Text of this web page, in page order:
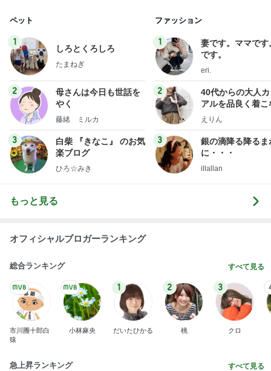
ペット
1
しろとくろしろ
たまねぎ
2
母さんは今日も世話を
やく
藤緒 ミルカ
3
白柴 『きなこ』 のお気
楽ブログ
ひろ☆みき
ファッション
1
妻です。ママです
です。
eri.
2
40代からの大人
アルを品良く着こ
ファッションブロ
えりん
3
銀の滴降る降るま
に・・・
illallan
もっと見る
オフィシャルブロガーランキング
総合ランキング すべて見る
市川團十郎白
猿
小林麻央
1
だいたひかる
2
桃
3
クロ
急上昇ランキング すべて見る